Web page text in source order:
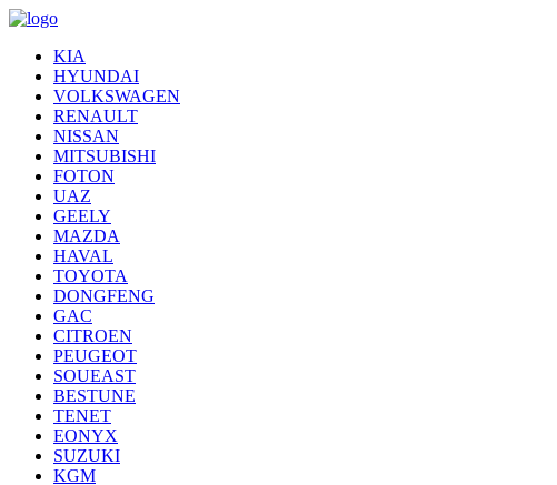
KIA
HYUNDAI
VOLKSWAGEN
RENAULT
NISSAN
MITSUBISHI
FOTON
UAZ
GEELY
MAZDA
HAVAL
TOYOTA
DONGFENG
GAC
CITROEN
PEUGEOT
SOUEAST
BESTUNE
TENET
EONYX
SUZUKI
KGM